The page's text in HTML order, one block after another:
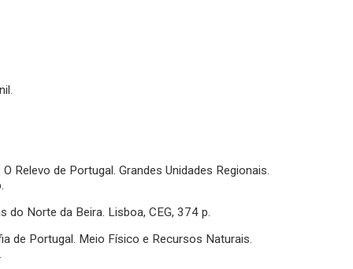
Relevo de Portugal. Grandes Unidades Regionais.
do Norte da Beira. Lisboa, CEG, 374 p.
de Portugal. Meio Físico e Recursos Naturais.